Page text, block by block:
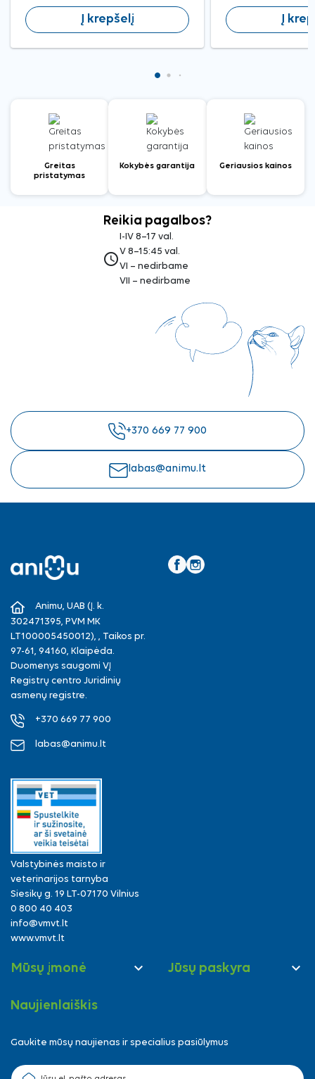
Į krepšelį Į
Greitas
pristatymas
Kokybės garantija Geriausios kainos
Reikia pagalbos?
access_time
I-IV 8–17 val.
V 8–15:45 val.
VI – nedirbame
VII – nedirbame
+370 669 77 900
labas@animu.lt
Animu, UAB (Į. k.
302471395, PVM MK
LT100005450012), , Taikos pr.
97-61, 94160, Klaipėda.
Duomenys saugomi VĮ
Registrų centro Juridinių
asmenų registre.
+370 669 77 900
labas@animu.lt
Valstybinės maisto ir
veterinarijos tarnyba
Siesikų g. 19 LT-07170 Vilnius
0 800 40 403
info@vmvt.lt
www.vmvt.lt
Mūsų įmonė  Jūsų paskyra 
Naujienlaiškis
Gaukite mūsų naujienas ir specialius pasiūlymus